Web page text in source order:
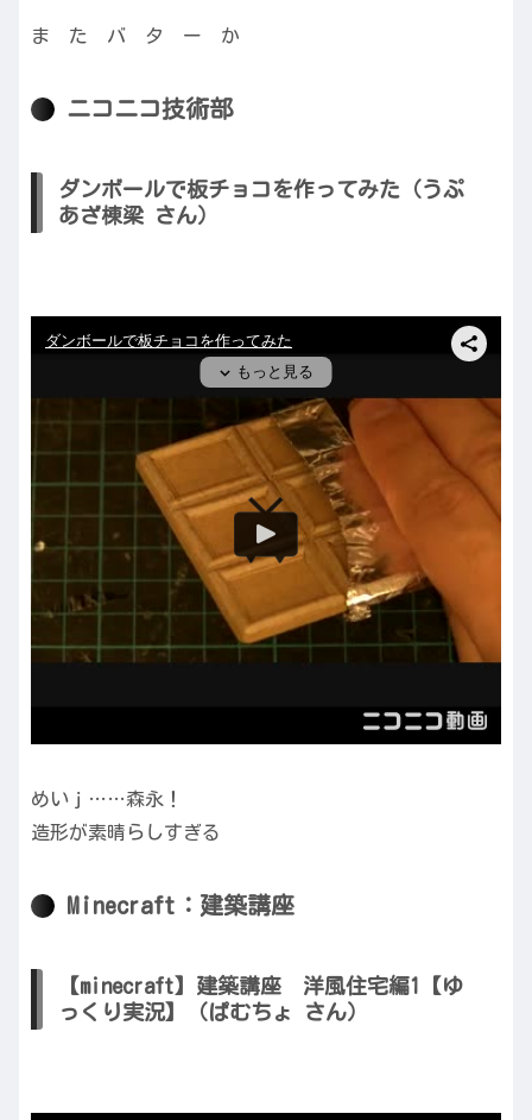
ま た バ タ ー か
ニコニコ技術部
ダンボールで板チョコを作ってみた（うぷ
あざ棟梁 さん）
めいｊ……森永！
造形が素晴らしすぎる
Minecraft：建築講座
【minecraft】建築講座 洋風住宅編1【ゆ
っくり実況】（ぱむちょ さん）